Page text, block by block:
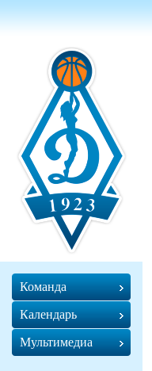
Команда
Календарь
Мультимедиа